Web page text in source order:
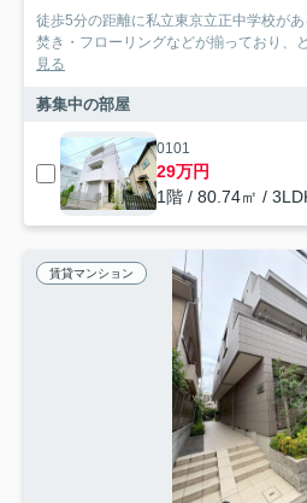
徒歩5分の距離に私立東京立正中学校が
焚き・フローリングなどが揃っており、
見る
募集中の部屋
0101
29万円
1階 / 80.74㎡ /
賃貸マンション